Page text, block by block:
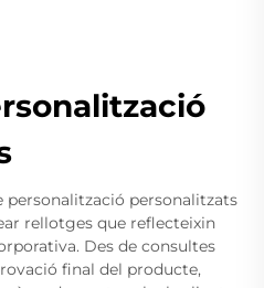
personalització personalitzats
rellotges que reflecteixin
Des de consultes
final del producte,